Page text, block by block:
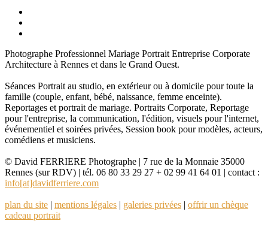
Photographe Professionnel Mariage Portrait Entreprise Corporate
Architecture à Rennes et dans le Grand Ouest.
Séances Portrait au studio, en extérieur ou à domicile pour toute la
famille (couple, enfant, bébé, naissance, femme enceinte).
Reportages et portrait de mariage. Portraits Corporate, Reportage
pour l'entreprise, la communication, l'édition, visuels pour l'internet,
événementiel et soirées privées, Session book pour modèles, acteurs,
comédiens et musiciens.
© David FERRIERE Photographe | 7 rue de la Monnaie 35000
Rennes (sur RDV) | tél. 06 80 33 29 27 + 02 99 41 64 01 | contact :
info[at]davidferriere.com
plan du site | mentions légales | galeries privées | offrir un chèque
cadeau portrait